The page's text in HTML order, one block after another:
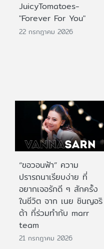
JuicyTomatoes-
"Forever For You"
22 กรกฎาคม 2026
“ขอวอนฟ้า” ความ
ปรารถนาเรียบง่าย ที่
อยากเจอรักดี ๆ สักครั้ง
ในชีวิต จาก เนย ซินญอริ
ต้า ที่ร่วมทำกับ marr
team
21 กรกฎาคม 2026